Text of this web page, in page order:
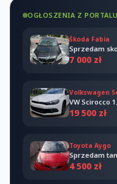
OGŁOSZENIA Z PORTALU
Škoda Fabia
Sprzedam
7 000 zł
Volkswagen
VW Scirocco
19 500 zł
Toyota Aygo
Sprzedam
4 500 zł